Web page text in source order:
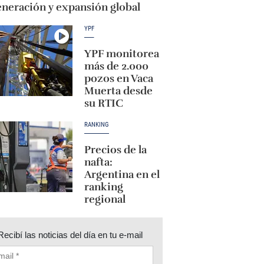
y expansión global
YPF
YPF monitorea
más de 2.000
pozos en Vaca
Muerta desde
su RTIC
RANKING
Precios de la
nafta:
Argentina en el
ranking
regional
las noticias del día en tu e-mail